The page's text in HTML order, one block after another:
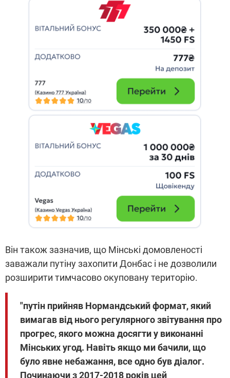
Він також зазначив, що Мінські домовленості
заважали путіну захопити Донбас і не дозволили
розширити тимчасово окуповану територію.
"путін прийняв Нормандський формат, який
вимагав від нього регулярного звітування про
прогрес, якого можна досягти у виконанні
Мінських угод. Навіть якщо ми бачили, що
було явне небажання, все одно був діалог.
Починаючи з 2017-2018 років цей